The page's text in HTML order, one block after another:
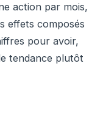
action par mois,
effets composés
pour avoir,
tendance plutôt